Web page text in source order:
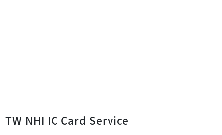
TW NHI IC Card Service